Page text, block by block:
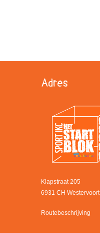
Adres
Klapstraat 205
6931 CH Westervoort
Routebeschrijving